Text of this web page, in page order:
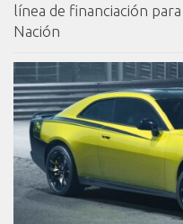
línea de financiación
Nación